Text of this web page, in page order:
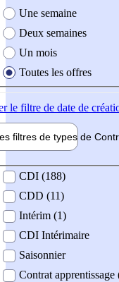
Une semaine
Deux semaines
Un mois
Toutes les offres
le filtre de date de
filtres de types de
contrat
CDI (188)
CDD (11)
Intérim (1)
CDI Intérimaire
Saisonnier
Contrat apprentissage